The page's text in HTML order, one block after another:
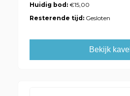
Huidig bod:€15,00
Resterende tijd: Gesloten
Bekijk kavel